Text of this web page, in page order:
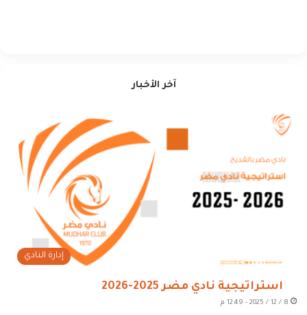
آخر الأخبار
إدارة النادي
استراتيجية نادي مضر 2025-2026
8 / 12 / 2025 - 12:49 م